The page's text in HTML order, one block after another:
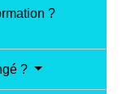
?
?